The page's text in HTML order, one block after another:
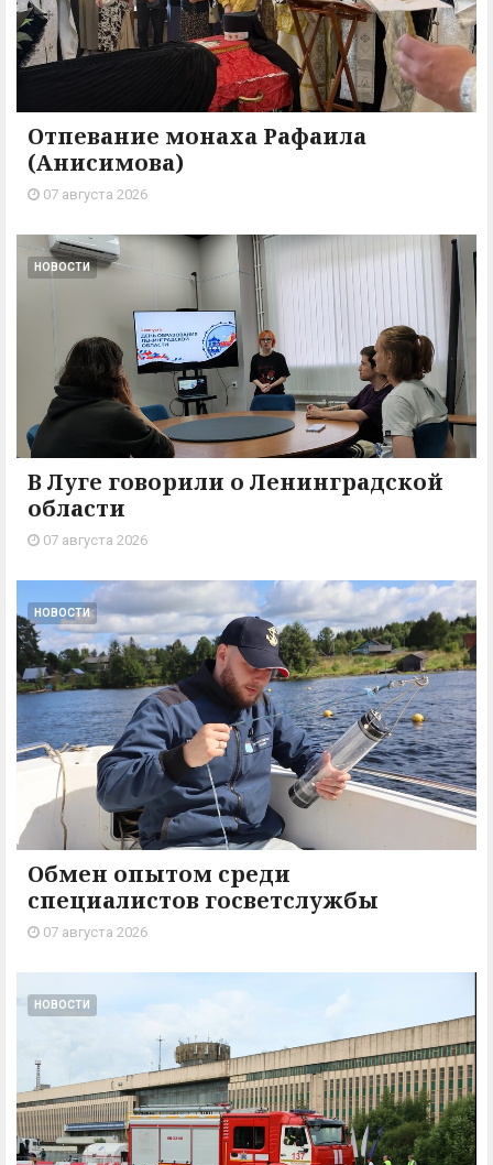
Отпевание монаха Рафаила
(Анисимова)
07 августа 2026
НОВОСТИ
В Луге говорили о Ленинградской
области
07 августа 2026
НОВОСТИ
Обмен опытом среди
специалистов госветслужбы
07 августа 2026
НОВОСТИ